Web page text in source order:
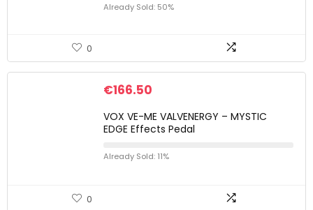
Already Sold: 50%
0
€166.50
VOX VE-ME VALVENERGY – MYSTIC
EDGE Effects Pedal
Already Sold: 11%
0